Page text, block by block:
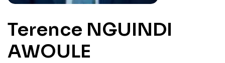
Terence NGUINDI
AWOULE